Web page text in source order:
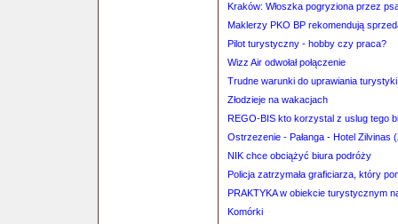
Kraków: Włoszka pogryziona przez
Maklerzy PKO BP rekomendują
Pilot turystyczny - hobby czy praca?
Wizz Air odwołał połączenie
Trudne warunki do uprawiania
Złodzieje na wakacjach
REGO-BIS kto korzystal z uslug tego
Ostrzezenie - Pałanga - Hotel Zilvinas
NIK chce obciążyć biura podróży
Policja zatrzymała graficiarza, który
PRAKTYKA w obiekcie turystycznym
Komórki